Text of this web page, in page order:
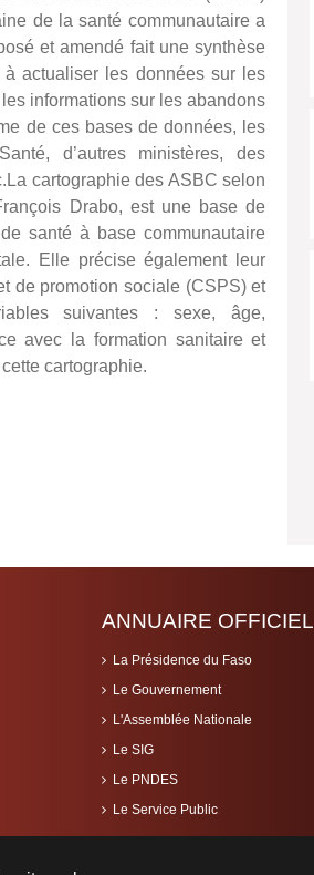
de la santé communautaire a
et amendé fait une synthèse
actualiser les données sur les
informations sur les abandons
de ces bases de données, les
d’autres ministères, des
cartographie des ASBC selon
Drabo, est une base de
santé à base communautaire
Elle précise également leur
de promotion sociale (CSPS) et
suivantes : sexe, âge,
avec la formation sanitaire et
cartographie.
ANNUAIRE OFFICIEL
La Présidence du Faso
Le Gouvernement
L'Assemblée Nationale
Le SIG
Le PNDES
Le Service Public